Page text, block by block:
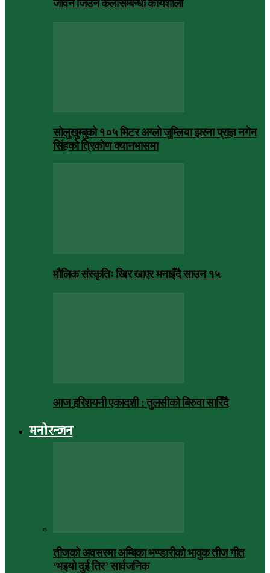
जीवन जिउने कलासम्बन्धी कार्यशाला
सोलुखुम्बुको १०५ मिटर अग्लो जुम्लिया झरना प्राज्ञ नगेन
सिंहको त्रिकोण क्यानभासमा
मौलिक संस्कृतिः खिर खाएर मनाइँदै साउन १५
आज हरिशयनी एकादशी : तुलसीको बिरुवा सारिँदै
मनोरन्जन
तीजको अवसरमा अम्बिका भण्डारीको भावुक तीज गीत
‘भइयो दुई तिर’ सार्वजनिक